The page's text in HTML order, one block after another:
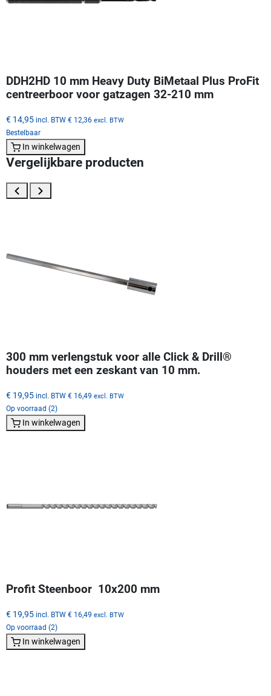
DDH2HD 10 mm Heavy Duty BiMetaal Plus ProFit
centreerboor voor gatzagen 32-210 mm
€ 14,95 incl. BTW € 12,36 excl. BTW
Bestelbaar
In winkelwagen
Vergelijkbare producten
300 mm verlengstuk voor alle Click & Drill®
houders met een zeskant van 10 mm.
€ 19,95 incl. BTW € 16,49 excl. BTW
Op voorraad (2)
In winkelwagen
Profit Steenboor  10x200 mm
€ 19,95 incl. BTW € 16,49 excl. BTW
Op voorraad (2)
In winkelwagen